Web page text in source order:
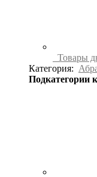
Товары
Категория:
Подкатегории